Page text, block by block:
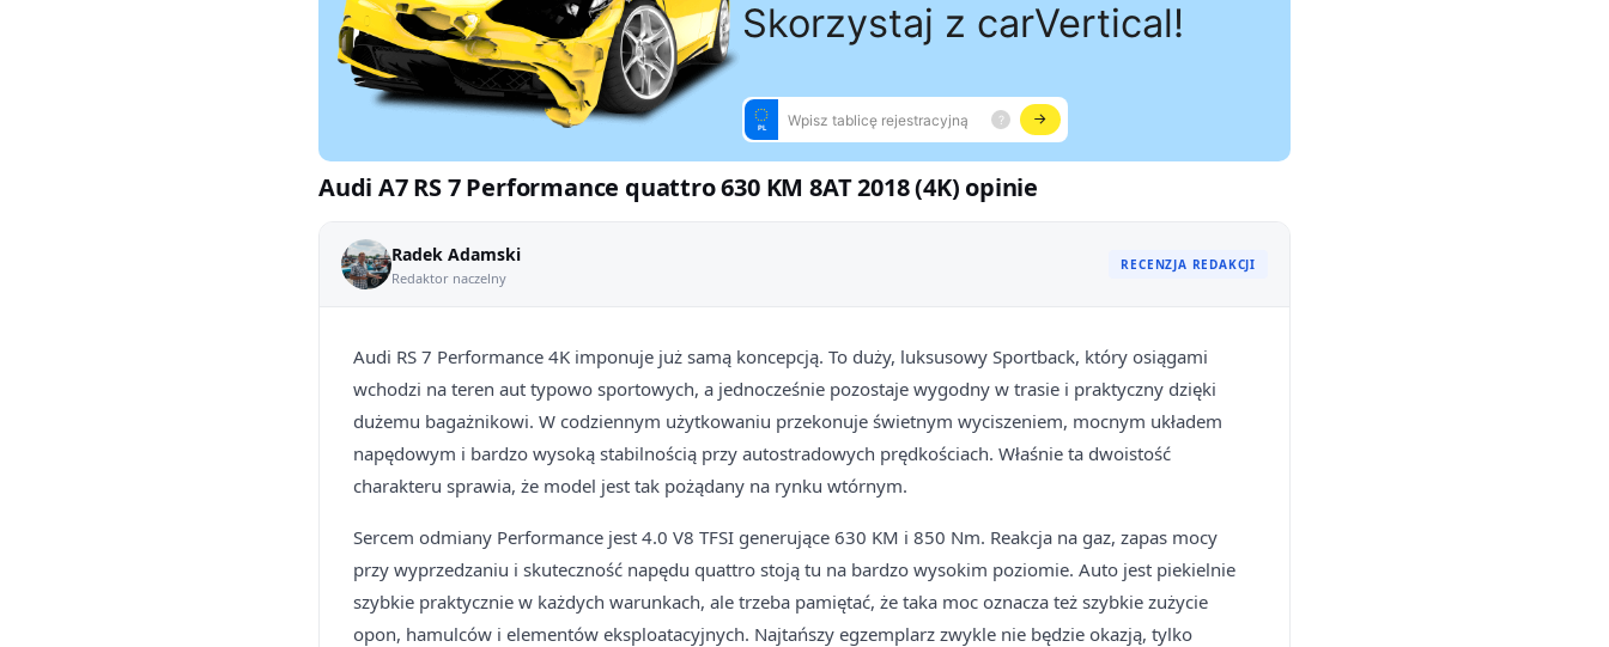
Audi A7 RS 7 Performance quattro 630 KM 8AT 2018 (4K) opinie
Radek Adamski
Redaktor naczelny
RECENZJA REDAKCJI
Audi RS 7 Performance 4K imponuje już samą koncepcją. To duży, luksusowy Sportback, który osiągami
wchodzi na teren aut typowo sportowych, a jednocześnie pozostaje wygodny w trasie i praktyczny dzięki
dużemu bagażnikowi. W codziennym użytkowaniu przekonuje świetnym wyciszeniem, mocnym układem
napędowym i bardzo wysoką stabilnością przy autostradowych prędkościach. Właśnie ta dwoistość
charakteru sprawia, że model jest tak pożądany na rynku wtórnym.
Sercem odmiany Performance jest 4.0 V8 TFSI generujące 630 KM i 850 Nm. Reakcja na gaz, zapas mocy
przy wyprzedzaniu i skuteczność napędu quattro stoją tu na bardzo wysokim poziomie. Auto jest piekielnie
szybkie praktycznie w każdych warunkach, ale trzeba pamiętać, że taka moc oznacza też szybkie zużycie
opon, hamulców i elementów eksploatacyjnych. Najtańszy egzemplarz zwykle nie będzie okazją, tylko